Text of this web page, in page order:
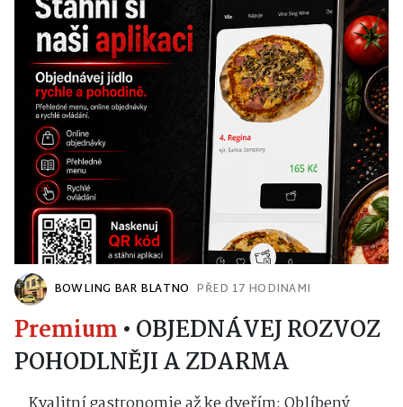
BOWLING BAR BLATNO PŘED 17 HODINAMI
Premium • OBJEDNÁVEJ ROZVOZ
POHODLNĚJI A ZDARMA